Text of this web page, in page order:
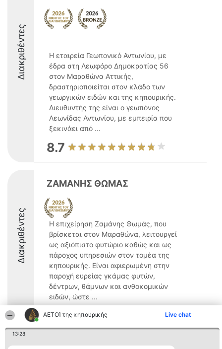
ΑΕΤΟΊ της κηπουρικής Live chat
13:28
Διακριθέντες
Η εταιρεία Γεωπονικό Αντωνίου, με
έδρα στη Λεωφόρο Δημοκρατίας 56
στον Μαραθώνα Αττικής,
δραστηριοποιείται στον κλάδο των
γεωργικών ειδών και της κηπουρικής.
Διευθυντής της είναι ο γεωπόνος
Λεωνίδας Αντωνίου, με εμπειρία που
ξεκινάει από ...
8.7
Διακριθέντες
ΖΑΜΑΝΗΣ ΘΩΜΑΣ
Η επιχείρηση Ζαμάνης Θωμάς, που
βρίσκεται στον Μαραθώνα, λειτουργεί
ως αξιόπιστο φυτώριο καθώς και ως
πάροχος υπηρεσιών στον τομέα της
κηπουρικής. Είναι αφιερωμένη στην
παροχή ευρείας γκάμας φυτών,
δέντρων, θάμνων και ανθοκομικών
ειδών, ώστε ...
8.5